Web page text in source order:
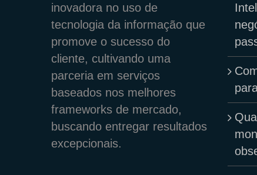
inovadora no uso de
tecnologia da informação que
promove o sucesso do
cliente, cultivando uma
parceria em serviços
baseados nos melhores
frameworks de mercado,
buscando entregar resultados
excepcionais.